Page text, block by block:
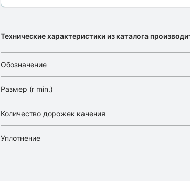
Технические характеристики из каталога
Обозначение
Размер (r min.)
Количество дорожек качения
Уплотнение